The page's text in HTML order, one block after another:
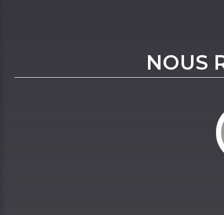
NOUS